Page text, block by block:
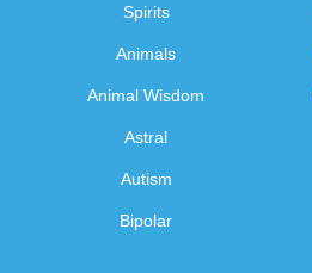
Spirits
Animals
Animal Wisdom
Astral
Autism
Bipolar